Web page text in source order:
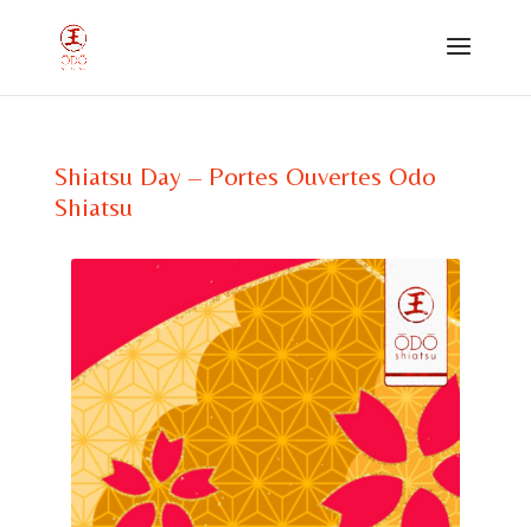
Shiatsu Day – Portes Ouvertes Odo
Shiatsu